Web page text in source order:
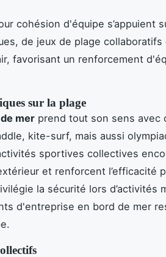
cohésion d'équipe s’appuient
de jeux de plage collaboratifs
favorisant un renforcement
sur la plage
mer prend tout son sens avec
kite-surf, mais aussi
sportives collectives
et renforcent l’efficacité
la sécurité lors d’activités
d'entreprise en bord de mer